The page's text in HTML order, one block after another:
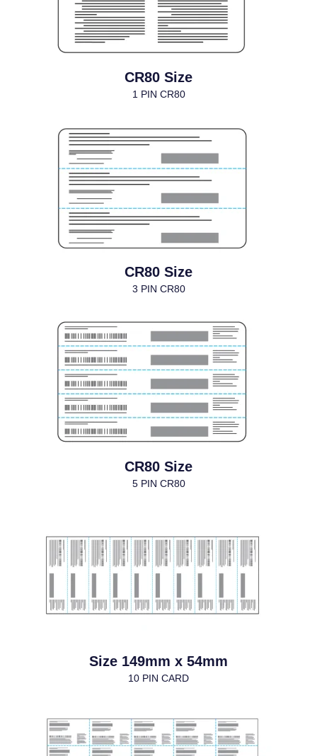
CR80 Size
1 PIN CR80
CR80 Size
3 PIN CR80
CR80 Size
5 PIN CR80
Size 149mm x 54mm
10 PIN CARD